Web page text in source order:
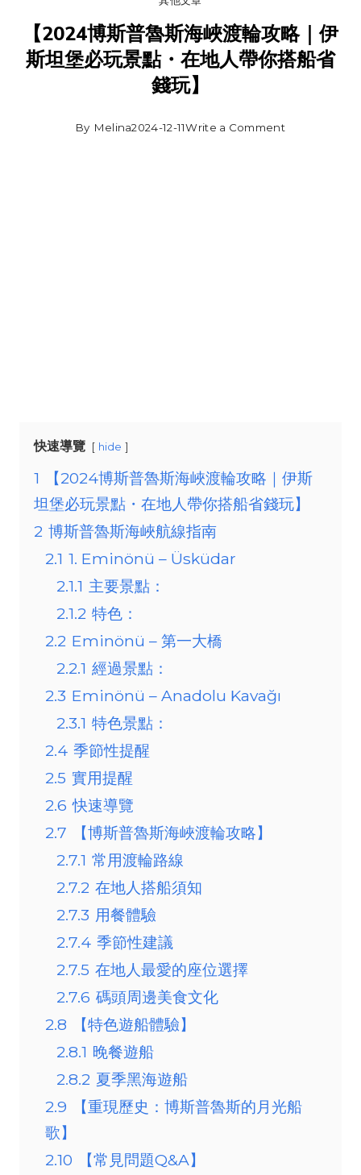
【2024博斯普魯斯海峽渡輪攻略｜伊
斯坦堡必玩景點・在地人帶你搭船省
錢玩】
By Melina2024-12-11Write a Comment
快速導覽 hide
1
【2024博斯普魯斯海峽渡輪攻略｜伊斯
坦堡必玩景點・在地人帶你搭船省錢玩】
2 博斯普魯斯海峽航線指南
2.1 1. Eminönü – Üsküdar
2.1.1 主要景點：
2.1.2 特色：
2.2 Eminönü – 第一大橋
2.2.1 經過景點：
2.3 Eminönü – Anadolu Kavağı
2.3.1 特色景點：
2.4 季節性提醒
2.5 實用提醒
2.6 快速導覽
2.7
【博斯普魯斯海峽渡輪攻略】
2.7.1 常用渡輪路線
2.7.2 在地人搭船須知
2.7.3 用餐體驗
2.7.4 季節性建議
2.7.5 在地人最愛的座位選擇
2.7.6 碼頭周邊美食文化
2.8
【特色遊船體驗】
2.8.1 晚餐遊船
2.8.2 夏季黑海遊船
2.9
【重現歷史：博斯普魯斯的月光船
歌】
2.10
【常見問題Q&A】